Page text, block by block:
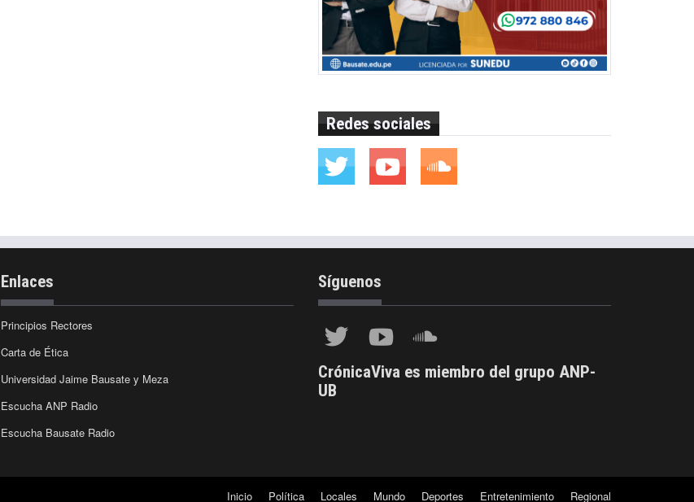
Redes sociales
Enlaces
Principios Rectores
Carta de Ética
Universidad Jaime Bausate y Meza
Escucha ANP Radio
Escucha Bausate Radio
Síguenos
CrónicaViva es miembro del grupo ANP-
UB
Inicio Política Locales Mundo Deportes Entretenimiento Regional